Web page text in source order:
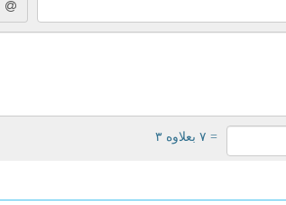
= ۷ بعلاوه ۳